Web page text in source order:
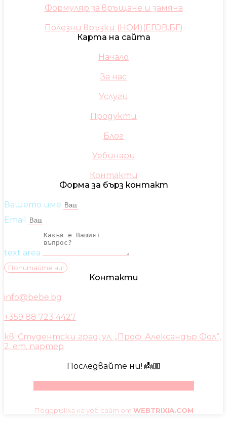
Формуляр за връщане и замяна
Полезни връзки (НОИ)(ЕГОВ.БГ)
Карта на сайта
Начало
За нас
Услуги
Продукти
Блог
Уебинари
Контакти
Форма за бърз контакт
Вашето име
Email
text area
Попитайте ни!
Контакти
info@bebe.bg
+359 88 723 4427
кв. Студентски град, ул. „Проф. Александър Фол“,
2, ет. партер
Последвайте ни! 👼🏼
Поддръжка на уеб сайт от WEBTRIXIA.COM